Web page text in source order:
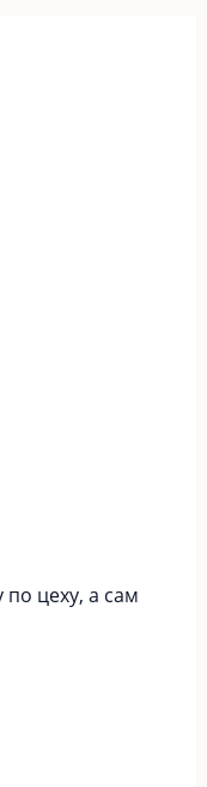
цеху, а сам